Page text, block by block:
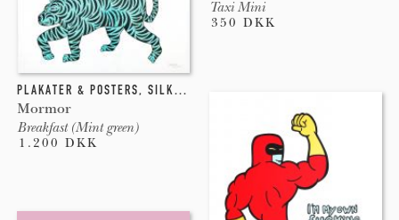
Taxi Mini
350 DKK
PLAKATER & POSTERS, SILKETRYK
Mormor
Breakfast (Mint green)
1.200 DKK